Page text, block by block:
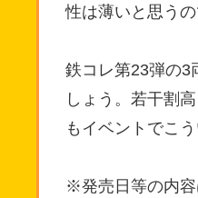
性は薄いと思う
鉄コレ第23弾の3
しょう。若干割
もイベントでこ
※発売日等の内容